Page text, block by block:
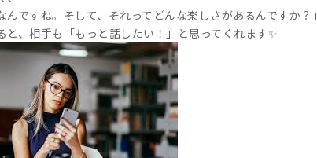
んですね。そして、それってどんな楽しさがあるんですか？」
と、相手も「もっと話したい！」と思ってくれます✨